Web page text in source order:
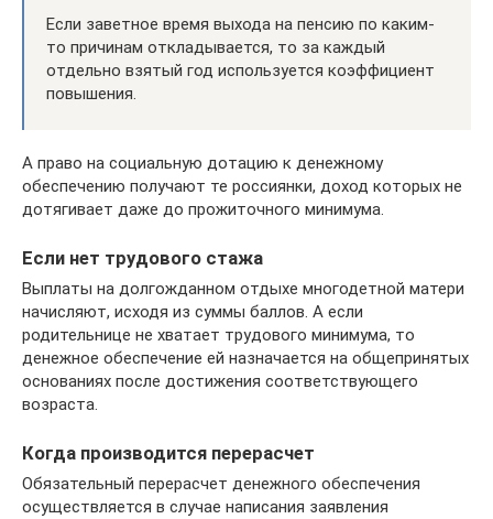
Если заветное время выхода на пенсию по каким-
то причинам откладывается, то за каждый
отдельно взятый год используется коэффициент
повышения.
А право на социальную дотацию к денежному
обеспечению получают те россиянки, доход которых не
дотягивает даже до прожиточного минимума.
Если нет трудового стажа
Выплаты на долгожданном отдыхе многодетной матери
начисляют, исходя из суммы баллов. А если
родительнице не хватает трудового минимума, то
денежное обеспечение ей назначается на общепринятых
основаниях после достижения соответствующего
возраста.
Когда производится перерасчет
Обязательный перерасчет денежного обеспечения
осуществляется в случае написания заявления